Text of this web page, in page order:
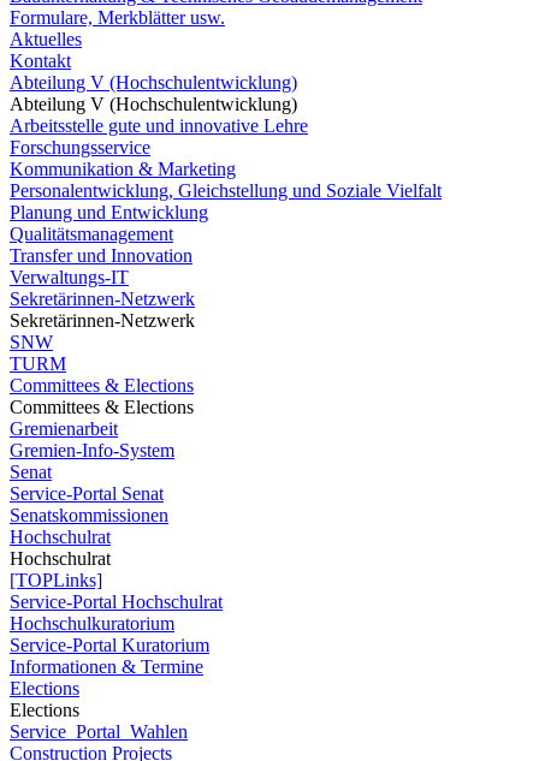
Formulare, Merkblätter usw.
Aktuelles
Kontakt
Abteilung V (Hochschulentwicklung)
Abteilung V (Hochschulentwicklung)
Arbeitsstelle gute und innovative Lehre
Forschungsservice
Kommunikation & Marketing
Personalentwicklung, Gleichstellung und Soziale Vielfalt
Planung und Entwicklung
Qualitätsmanagement
Transfer und Innovation
Verwaltungs-IT
Sekretärinnen-Netzwerk
Sekretärinnen-Netzwerk
SNW
TURM
Committees & Elections
Committees & Elections
Gremienarbeit
Gremien-Info-System
Senat
Service-Portal Senat
Senatskommissionen
Hochschulrat
Hochschulrat
[TOPLinks]
Service-Portal Hochschulrat
Hochschulkuratorium
Service-Portal Kuratorium
Informationen & Termine
Elections
Elections
Service_Portal_Wahlen
Construction Projects